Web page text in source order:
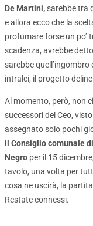
De Martini, sarebbe tra
e allora ecco che la
profumare forse un po’
scadenza, avrebbe
sarebbe
intralci, il progetto
Al momento, però, non
successori del Ceo,
assegnato solo pochi
il Consiglio comunale
Negro per il 15
tavolo, una volta per
cosa ne uscirà, la
Restate connessi.